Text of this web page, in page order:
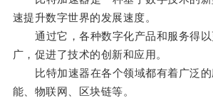
速提升数字世界的发展速度。
通过它，各种数字化产品和服务得以
广，促进了技术的创新和应用。
比特加速器在各个领域都有着广泛的
能、物联网、区块链等。